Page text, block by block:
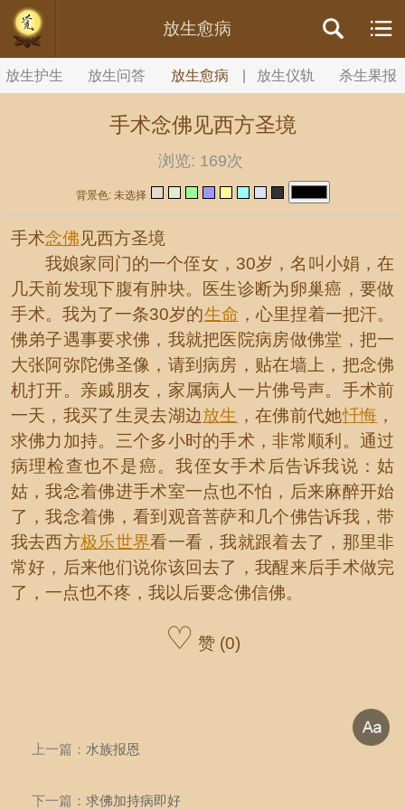
//内容文章背景颜色设置
放生愈病
放生护生 放生问答 放生愈病 | 放生仪轨 杀生果报
手术念佛见西方圣境
浏览: 169次
背景色: 未选择
手术念佛 见西方圣境
我娘家同门的一个侄女，30岁，名叫小娟，在
几天前发现下腹有肿块。医生诊断为卵巢癌，要做
手术。我为了一条30岁的生命 ，心里捏着一把汗。
佛弟子遇事要求佛，我就把医院病房做佛堂，把一
大张阿弥陀佛圣像，请到病房，贴在墙上，把念佛
机打开。亲戚朋友，家属病人一片佛号声。手术前
一天，我买了生灵去湖边放生 ，在佛前代她忏悔 ，
求佛力加持。三个多小时的手术，非常顺利。通过
病理检查也不是癌。我侄女手术后告诉我说：姑
姑，我念着佛进手术室一点也不怕，后来麻醉开始
了，我念着佛，看到观音菩萨和几个佛告诉我，带
我去西方极乐世界看一看，我就跟着去了，那里非
常好，后来他们说你该回去了，我醒来后手术做完
了，一点也不疼，我以后要念佛信佛。
♡ 赞 (0)
上一篇： 水族报恩
下一篇：求佛加持病即好